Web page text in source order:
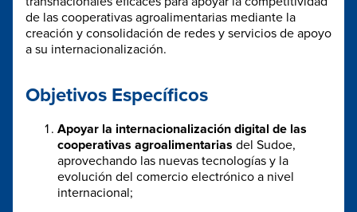
de las cooperativas agroalimentarias mediante la
creación y consolidación de redes y servicios de apoyo
a su internacionalización.
Objetivos Específicos
Apoyar la internacionalización digital de las
cooperativas agroalimentarias del Sudoe,
aprovechando las nuevas tecnologías y la
evolución del comercio electrónico a nivel
internacional;